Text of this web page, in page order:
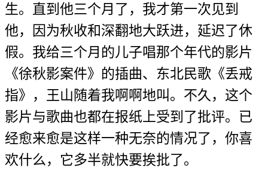
生。直到他三个月了，我才第一次见到
他，因为秋收和深翻地大跃进，延迟了休
假。我给三个月的儿子唱那个年代的影片
《徐秋影案件》的插曲、东北民歌《丢戒
指》，王山随着我啊啊地叫。不久，这个
影片与歌曲也都在报纸上受到了批评。已
经愈来愈是这样一种无奈的情况了，你喜
欢什么，它多半就快要挨批了。